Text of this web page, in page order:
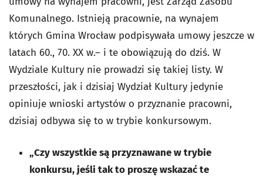
Komunalnego. Istnieją pracownie, na wynajem
których Gmina Wrocław podpisywała umowy jeszcze w
latach 60., 70. XX w.– i te obowiązują do dziś. W
Wydziale Kultury nie prowadzi się takiej listy. W
przeszłości, jak i dzisiaj Wydział Kultury jedynie
opiniuje wnioski artystów o przyznanie pracowni,
dzisiaj odbywa się to w trybie konkursowym.
„Czy wszystkie są przyznawane w trybie
konkursu, jeśli tak to proszę wskazać te